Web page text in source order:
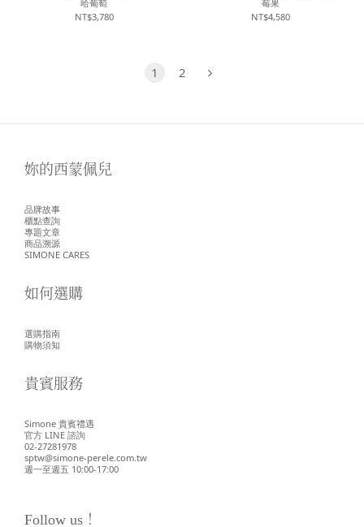
哈葡萄
NT$3,780
莓果
NT$4,580
1 2
妳的西蒙佩兒
品牌故事
櫃點查詢
專題文章
商品溯源
SIMONE CARES
如何選購
選購指南
購物須知
貴賓服務
Simone 貴賓禮遇
官方 LINE 諮詢
02-27281978
sptw@simone-perele.com.tw
週一至週五 10:00-17:00
Follow us！